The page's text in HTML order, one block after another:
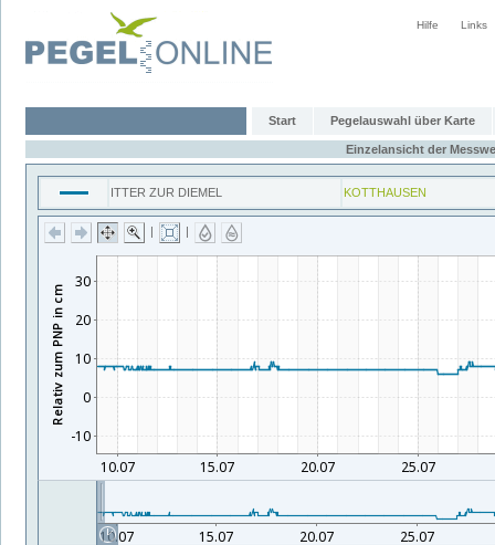
Hilfe Links
Start Pegelauswahl über Karte
Einzelansicht der
ITTER ZUR DIEMEL KOTTHAUSEN
| |